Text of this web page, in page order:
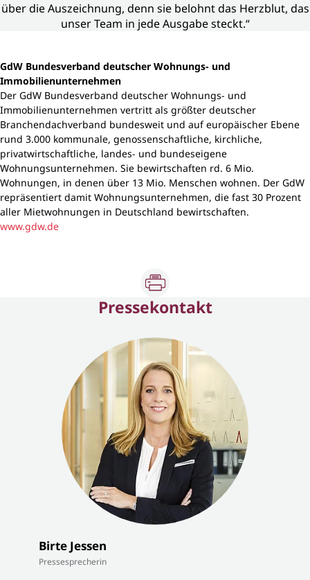
über die Auszeichnung, denn sie belohnt das Herzblut, das
unser Team in jede Ausgabe steckt.“
GdW Bundesverband deutscher Wohnungs- und
Immobilienunternehmen
Der GdW Bundesverband deutscher Wohnungs- und
Immobilienunternehmen vertritt als größter deutscher
Branchendachverband bundesweit und auf europäischer Ebene
rund 3.000 kommunale, genossenschaftliche, kirchliche,
privatwirtschaftliche, landes- und bundeseigene
Wohnungsunternehmen. Sie bewirtschaften rd. 6 Mio.
Wohnungen, in denen über 13 Mio. Menschen wohnen. Der GdW
repräsentiert damit Wohnungsunternehmen, die fast 30 Prozent
aller Mietwohnungen in Deutschland bewirtschaften.
www.gdw.de
Pressekontakt
Birte Jessen
Pressesprecherin